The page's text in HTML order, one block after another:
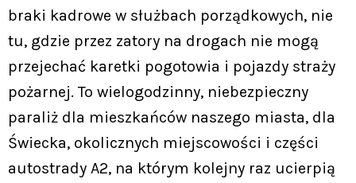
braki kadrowe w służbach porządkowych, nie
tu, gdzie przez zatory na drogach nie mogą
przejechać karetki pogotowia i pojazdy straży
pożarnej. To wielogodzinny, niebezpieczny
paraliż dla mieszkańców naszego miasta, dla
Świecka, okolicznych miejscowości i części
autostrady A2, na którym kolejny raz ucierpią